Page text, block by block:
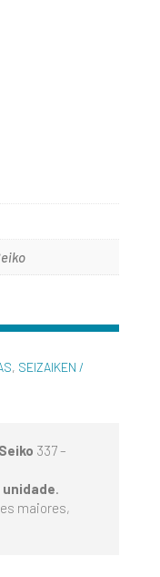
, SEIZAIKEN /
337 –
unidade.
maiores,